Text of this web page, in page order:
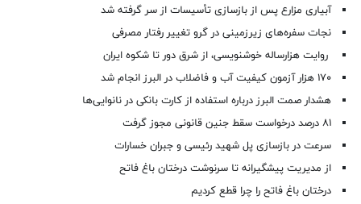
آبیاری مزارع پس از بازسازی تأسیسات از سر گرفته شد
نجات سفره‌های زیرزمینی در گرو تغییر رفتار مصرفی
روایت هزارساله خوشنویسی، از شرق دور تا شکوه ایران
۱۷۰ هزار آزمون کیفیت آب و فاضلاب در البرز انجام شد
هشدار صمت البرز درباره استفاده از کارت بانکی در نانوایی‌ها
۸۱ درصد درخواست‌ سقط جنین قانونی مجوز گرفت
سرعت در بازسازی پل شهید رئیسی و جبران خسارات
از مدیریت پیشگیرانه تا سرنوشت درختان باغ فاتح
درختان باغ فاتح را چرا قطع کردیم